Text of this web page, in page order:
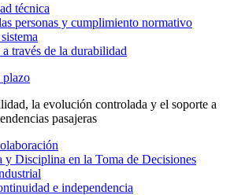
técnica
personas y cumplimiento normativo
través de la durabilidad
plazo
la evolución controlada y el soporte a
pasajeras
y Disciplina en la Toma de Decisiones
e independencia